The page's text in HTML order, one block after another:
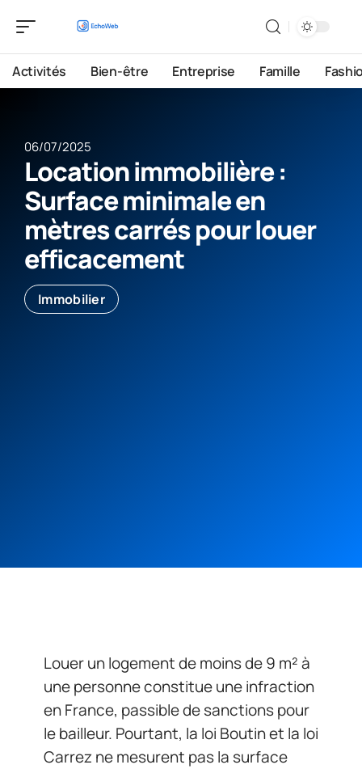
Activités Bien-être Entreprise Famille
06/07/2025
Location immobilière :
Surface minimale en
mètres carrés pour louer
efficacement
Immobilier
Louer un logement de moins de 9 m² à
une personne constitue une infraction
en France, passible de sanctions pour
le bailleur. Pourtant, la loi Boutin et la loi
Carrez ne mesurent pas la surface